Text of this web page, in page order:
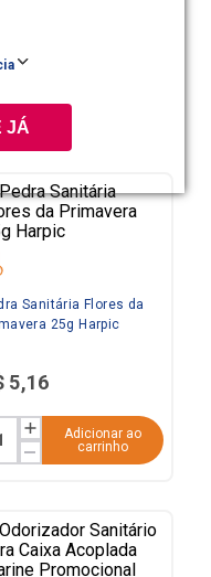
JÁ
Sanitária Flores da
25g Harpic
5,16
Adicionar ao
carrinho